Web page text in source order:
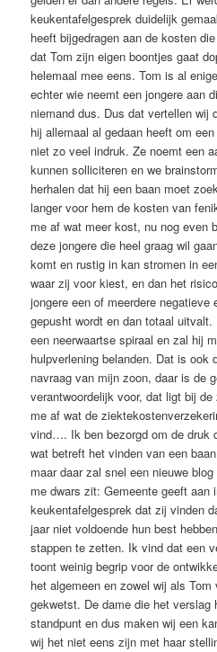
keukentafelgesprek duidelijk
heeft bijgedragen aan de kosten
dat Tom zijn eigen boontjes gaat
helemaal mee eens. Tom is al
echter wie neemt een jongere aan
niemand dus. Dus dat vertellen wij
hij allemaal al gedaan heeft om
niet zo veel indruk. Ze noemt een
kunnen solliciteren en we
herhalen dat hij een baan moet
langer voor hem de kosten van
me af wat meer kost, nu nog even
deze jongere die heel graag wil
komt en rustig in kan stromen in
waar zij voor kiest, en dan het
jongere een of meerdere negatieve
gepusht wordt en dan totaal
een neerwaartse spiraal en zal hij
hulpverlening belanden. Dat is ook
navraag van mijn zoon, daar is de
verantwoordelijk voor, dat ligt bij
me af wat de
vind…. Ik ben bezorgd om de druk
wat betreft het vinden van een
maar daar zal snel een nieuwe
me dwars zit: Gemeente geeft aan
keukentafelgesprek dat zij vinden
jaar niet voldoende hun best
stappen te zetten. Ik vind dat een
toont weinig begrip voor de
het algemeen en zowel wij als
gekwetst. De dame die het
standpunt en dus maken wij een
wij het niet eens zijn met haar